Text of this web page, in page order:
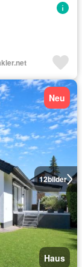
12bilder
Neu
Haus